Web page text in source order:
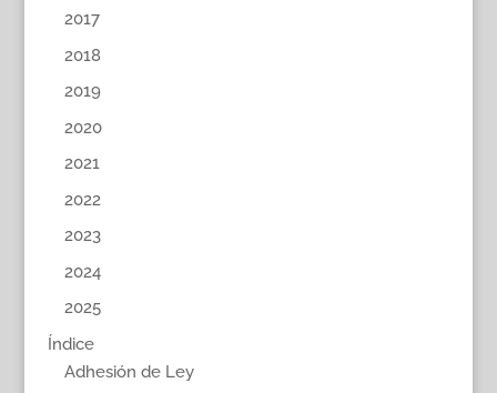
2017
2018
2019
2020
2021
2022
2023
2024
2025
Índice
Adhesión de Ley